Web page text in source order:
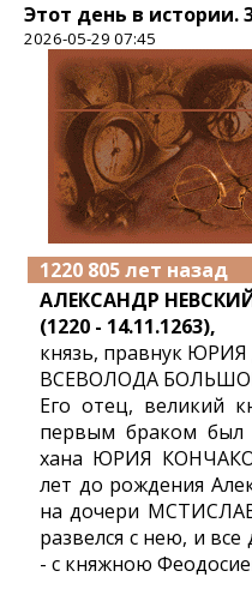
Этот день в истории.
2026-05-29 07:45
1220 805 лет назад
АЛЕКСАНДР
(1220 - 14.11.1263),
князь, правнук
ВСЕВОЛОДА
Его отец, великий
первым браком был
хана ЮРИЯ
лет до рождения
на дочери
развелся с нею, и
- с княжною